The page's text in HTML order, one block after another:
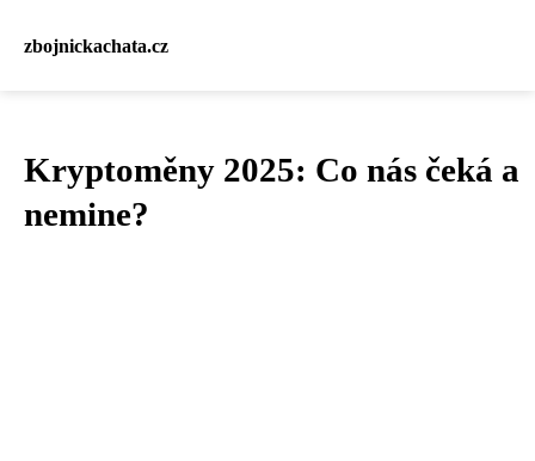
zbojnickachata.cz
Kryptoměny 2025: Co nás čeká a
nemine?